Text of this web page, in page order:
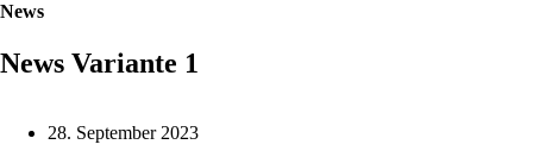
News
News Variante 1
28. September 2023